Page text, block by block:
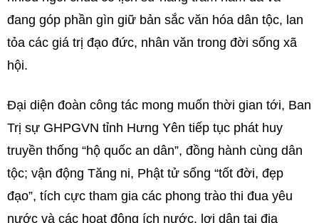
đang góp phần gìn giữ bản sắc văn hóa dân tộc, lan
tỏa các giá trị đạo đức, nhân văn trong đời sống xã
hội.
Đại diện đoàn công tác mong muốn thời gian tới, Ban
Trị sự GHPGVN tỉnh Hưng Yên tiếp tục phát huy
truyền thống “hộ quốc an dân”, đồng hành cùng dân
tộc; vận động Tăng ni, Phật tử sống “tốt đời, đẹp
đạo”, tích cực tham gia các phong trào thi đua yêu
nước và các hoạt động ích nước, lợi dân tại địa